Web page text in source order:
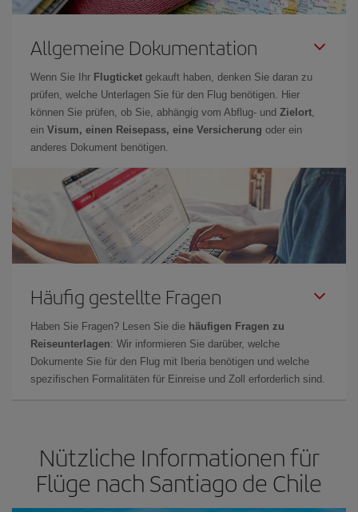
Allgemeine Dokumentation
Wenn Sie Ihr Flugticket gekauft haben, denken Sie daran zu
prüfen, welche Unterlagen Sie für den Flug benötigen. Hier
können Sie prüfen, ob Sie, abhängig vom Abflug- und Zielort,
ein Visum, einen Reisepass, eine Versicherung oder ein
anderes Dokument benötigen.
Häufig gestellte Fragen
Haben Sie Fragen? Lesen Sie die häufigen Fragen zu
Reiseunterlagen: Wir informieren Sie darüber, welche
Dokumente Sie für den Flug mit Iberia benötigen und welche
spezifischen Formalitäten für Einreise und Zoll erforderlich sind.
Nützliche Informationen für
Flüge nach Santiago de Chile